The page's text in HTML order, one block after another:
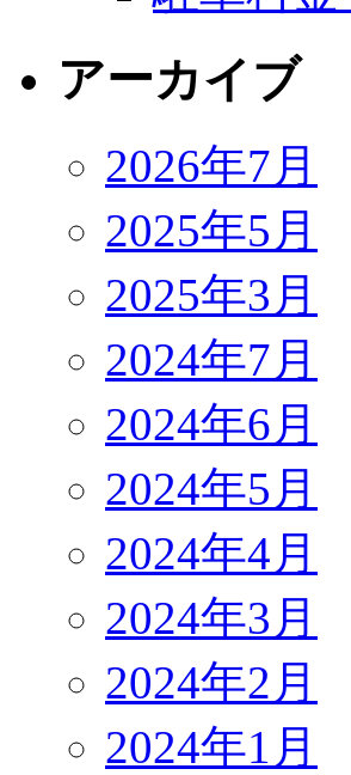
アーカイブ
2026年7月
2025年5月
2025年3月
2024年7月
2024年6月
2024年5月
2024年4月
2024年3月
2024年2月
2024年1月